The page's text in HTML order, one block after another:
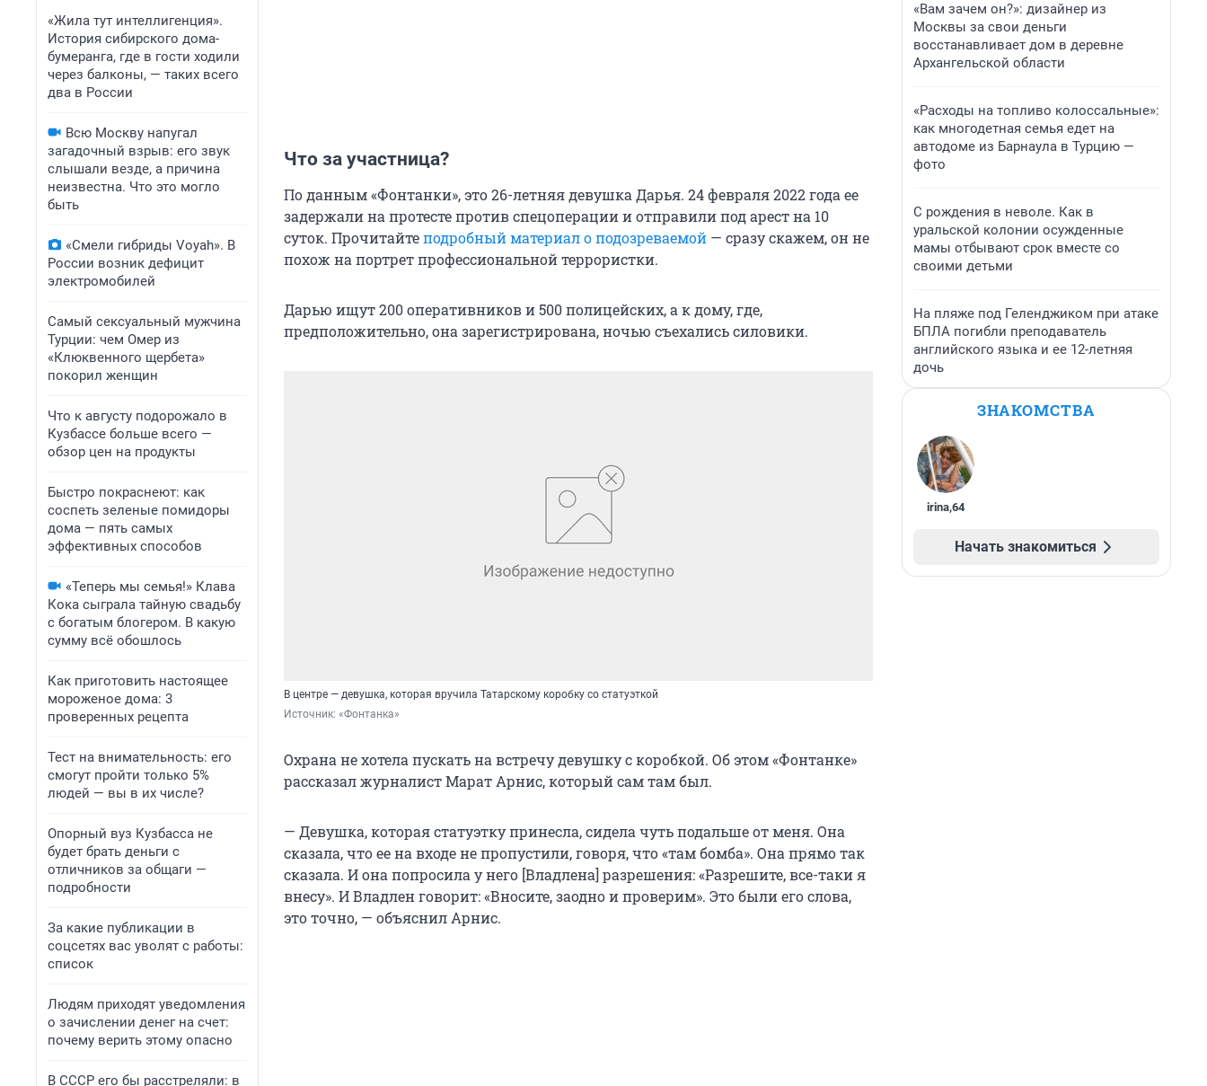
«Жила тут интеллигенция».
История сибирского дома-
бумеранга, где в гости ходили
через балконы, — таких всего
два в России
Всю Москву напугал
загадочный взрыв: его звук
слышали везде, а причина
неизвестна. Что это могло
быть
«Смели гибриды Voyah». В
России возник дефицит
электромобилей
Самый сексуальный мужчина
Турции: чем Омер из
«Клюквенного щербета»
покорил женщин
Что к августу подорожало в
Кузбассе больше всего —
обзор цен на продукты
Быстро покраснеют: как
соспеть зеленые помидоры
дома — пять самых
эффективных способов
«Теперь мы семья!» Клава
Кока сыграла тайную свадьбу
с богатым блогером. В какую
сумму всё обошлось
Как приготовить настоящее
мороженое дома: 3
проверенных рецепта
Тест на внимательность: его
смогут пройти только 5%
людей — вы в их числе?
Опорный вуз Кузбасса не
будет брать деньги с
отличников за общаги —
подробности
За какие публикации в
соцсетях вас уволят с работы:
список
Людям приходят уведомления
о зачислении денег на счет:
почему верить этому опасно
В СССР его бы расстреляли: в
Что за участница?
По данным «Фонтанки», это 26-летняя девушка Дарья. 24 февраля 2022 года ее
задержали на протесте против спецоперации и отправили под арест на 10
суток. Прочитайтеподробный материал о подозреваемой — сразу скажем, он не
похож на портрет профессиональной террористки.
Дарью ищут 200 оперативников и 500 полицейских, а к дому, где,
предположительно, она зарегистрирована, ночью съехались силовики.
В центре — девушка, которая вручила Татарскому коробку со статуэткой
Источник: «Фонтанка»
Охрана не хотела пускать на встречу девушку с коробкой. Об этом «Фонтанке»
рассказал журналист Марат Арнис, который сам там был.
— Девушка, которая статуэтку принесла, сидела чуть подальше от меня. Она
сказала, что ее на входе не пропустили, говоря, что «там бомба». Она прямо так
сказала. И она попросила у него [Владлена] разрешения: «Разрешите, все-таки я
внесу». И Владлен говорит: «Вносите, заодно и проверим». Это были его слова,
это точно, — объяснил Арнис.
«Вам зачем он?»: дизайнер из
Москвы за свои деньги
восстанавливает дом в деревне
Архангельской области
«Расходы на топливо колоссальные»:
как многодетная семья едет на
автодоме из Барнаула в Турцию —
фото
С рождения в неволе. Как в
уральской колонии осужденные
мамы отбывают срок вместе со
своими детьми
На пляже под Геленджиком при атаке
БПЛА погибли преподаватель
английского языка и ее 12-летняя
дочь
ЗНАКОМСТВА
irina,64
Начать знакомиться